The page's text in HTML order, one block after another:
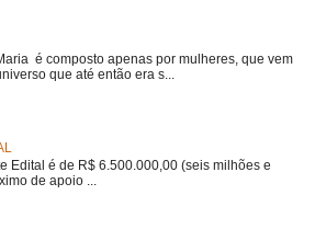
é composto apenas por mulheres, que vem
que até então era s...
Edital é de R$ 6.500.000,00 (seis milhões e
de apoio ...